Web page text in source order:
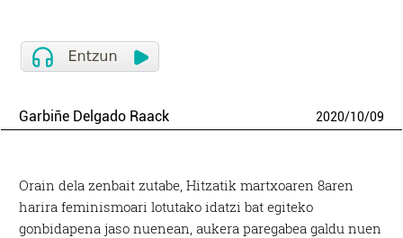
Garbiñe Delgado Raack 2020/10/09
Orain dela zenbait zutabe, Hitzatik martxoaren 8aren
harira feminismoari lotutako idatzi bat egiteko
gonbidapena jaso nuenean, aukera paregabea galdu nuen